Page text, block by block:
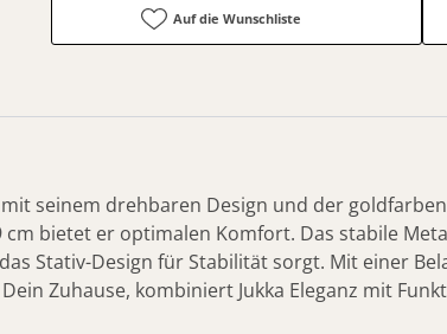
Auf die Wunschliste
seinem drehbaren Design und der
bietet er optimalen Komfort. Das stabile
Stativ-Design für Stabilität sorgt. Mit einer
Zuhause, kombiniert Jukka Eleganz mit